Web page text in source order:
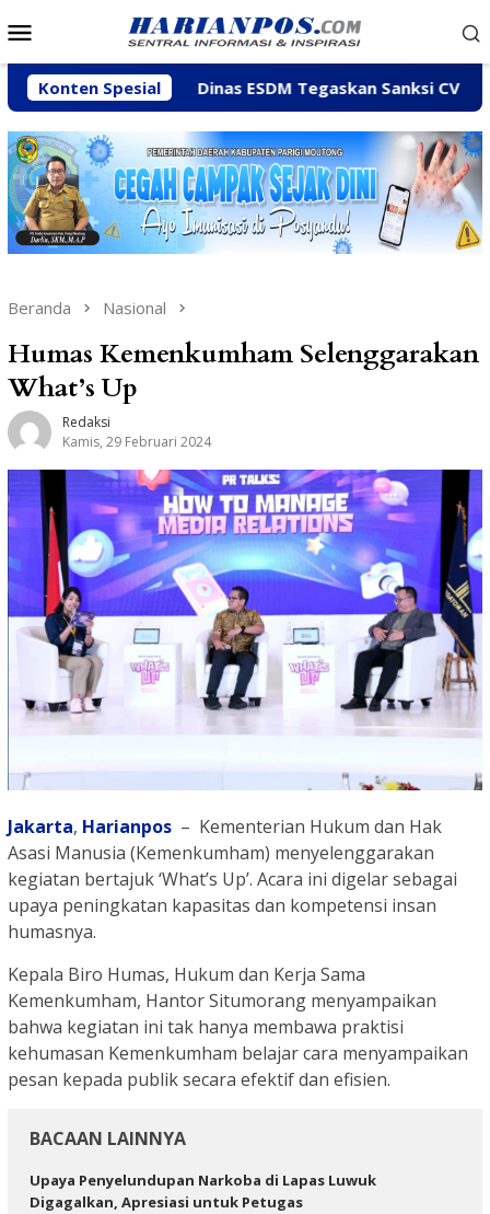
ke
Mobile
Konten Spesial
Dinas ESDM Tegaskan Sanksi CV BBN Belum
Beranda Nasional
Humas Kemenkumham Selenggarakan
What’s Up
Redaksi
Kamis, 29 Februari 2024
Jakarta, Harianpos – Kementerian Hukum dan Hak
Asasi Manusia (Kemenkumham) menyelenggarakan
kegiatan bertajuk ‘What’s Up’. Acara ini digelar sebagai
upaya peningkatan kapasitas dan kompetensi insan
humasnya.
Kepala Biro Humas, Hukum dan Kerja Sama
Kemenkumham, Hantor Situmorang menyampaikan
bahwa kegiatan ini tak hanya membawa praktisi
kehumasan Kemenkumham belajar cara menyampaikan
pesan kepada publik secara efektif dan efisien.
BACAAN LAINNYA
Upaya Penyelundupan Narkoba di Lapas Luwuk
Digagalkan, Apresiasi untuk Petugas